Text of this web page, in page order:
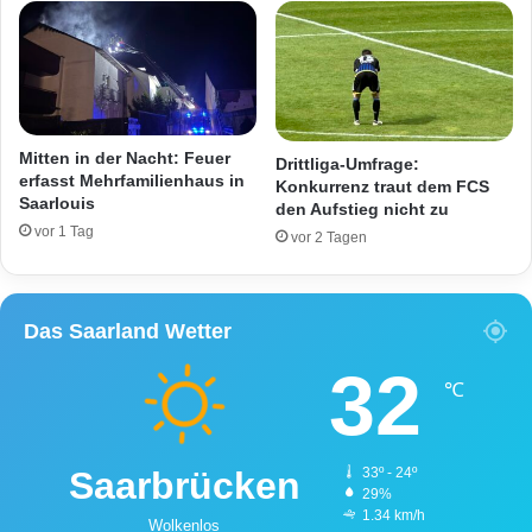
A
b
e
i
t
e
d
u
ü
c
k
e
n
M
Mitten in der Nacht: Feuer
erfasst Mehrfamilienhaus in
Saarlouis
vor 1 Tag
Drittliga-Umfrage:
Konkurrenz traut dem FCS
den Aufstieg nicht zu
vor 2 Tagen
Das Saarland Wetter
Saarbrücken
Wolkenlos
32 ℃
33º - 24º
29%
1.34 km/h